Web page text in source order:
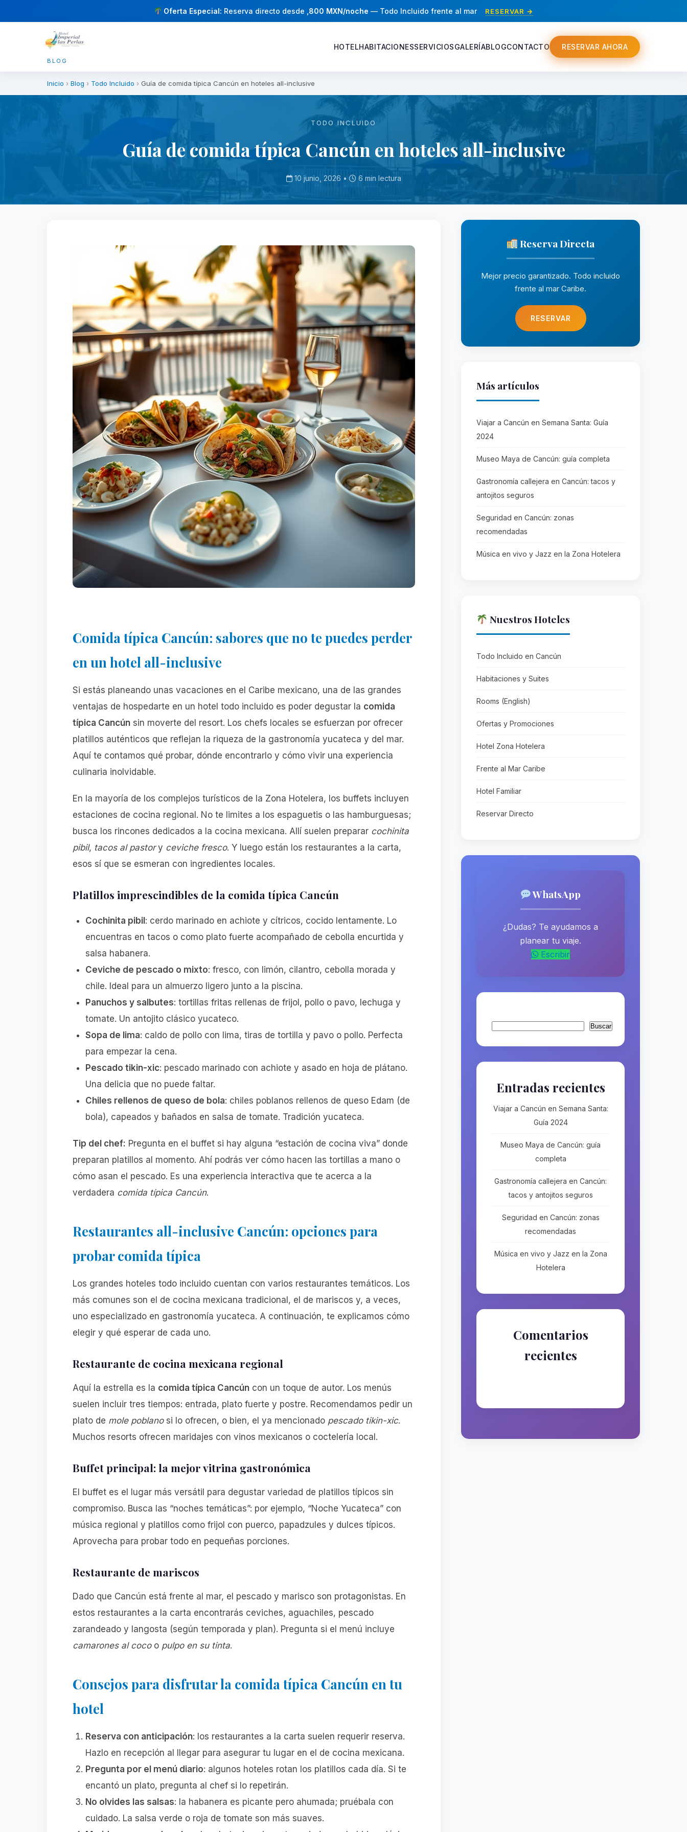
Oferta Especial: Reserva directo desde ,800 MXN/noche — Todo Incluido frente al mar RESERVAR →
BLOG
HOTELHABITACIONESSERVICIOSGALERÍABLOGCONTACTO RESERVAR AHORA
Inicio › Blog › Todo Incluido › Guía de comida típica Cancún en hoteles all-inclusive
TODO INCLUIDO
Guía de comida típica Cancún en hoteles all-inclusive
10 junio, 2026 • 6 min lectura
Comida típica Cancún: sabores que no te puedes perder
en un hotel all-inclusive
Si estás planeando unas vacaciones en el Caribe mexicano, una de las grandes
ventajas de hospedarte en un hotel todo incluido es poder degustar la comida
típica Cancún sin moverte del resort. Los chefs locales se esfuerzan por ofrecer
platillos auténticos que reflejan la riqueza de la gastronomía yucateca y del mar.
Aquí te contamos qué probar, dónde encontrarlo y cómo vivir una experiencia
culinaria inolvidable.
En la mayoría de los complejos turísticos de la Zona Hotelera, los buffets incluyen
estaciones de cocina regional. No te limites a los espaguetis o las hamburguesas;
busca los rincones dedicados a la cocina mexicana. Allí suelen preparar cochinita
pibil, tacos al pastory ceviche fresco. Y luego están los restaurantes a la carta,
esos sí que se esmeran con ingredientes locales.
Platillos imprescindibles de la comida típica Cancún
Cochinita pibil : cerdo marinado en achiote y cítricos, cocido lentamente. Lo
encuentras en tacos o como plato fuerte acompañado de cebolla encurtida y
salsa habanera.
Ceviche de pescado o mixto: fresco, con limón, cilantro, cebolla morada y
chile. Ideal para un almuerzo ligero junto a la piscina.
Panuchos y salbutes: tortillas fritas rellenas de frijol, pollo o pavo, lechuga y
tomate. Un antojito clásico yucateco.
Sopa de lima: caldo de pollo con lima, tiras de tortilla y pavo o pollo. Perfecta
para empezar la cena.
Pescado tikin-xic: pescado marinado con achiote y asado en hoja de plátano.
Una delicia que no puede faltar.
Chiles rellenos de queso de bola: chiles poblanos rellenos de queso Edam (de
bola), capeados y bañados en salsa de tomate. Tradición yucateca.
Tip del chef: Pregunta en el buffet si hay alguna “estación de cocina viva” donde
preparan platillos al momento. Ahí podrás ver cómo hacen las tortillas a mano o
cómo asan el pescado. Es una experiencia interactiva que te acerca a la
verdadera comida típica Cancún.
Restaurantes all-inclusive Cancún: opciones para
probar comida típica
Los grandes hoteles todo incluido cuentan con varios restaurantes temáticos. Los
más comunes son el de cocina mexicana tradicional, el de mariscos y, a veces,
uno especializado en gastronomía yucateca. A continuación, te explicamos cómo
elegir y qué esperar de cada uno.
Restaurante de cocina mexicana regional
Aquí la estrella es la comida típica Cancún con un toque de autor. Los menús
suelen incluir tres tiempos: entrada, plato fuerte y postre. Recomendamos pedir un
plato de mole poblanosi lo ofrecen, o bien, el ya mencionado pescado tikin-xic.
Muchos resorts ofrecen maridajes con vinos mexicanos o coctelería local.
Buffet principal: la mejor vitrina gastronómica
El buffet es el lugar más versátil para degustar variedad de platillos típicos sin
compromiso. Busca las “noches temáticas”: por ejemplo, “Noche Yucateca” con
música regional y platillos como frijol con puerco, papadzules y dulces típicos.
Aprovecha para probar todo en pequeñas porciones.
Restaurante de mariscos
Dado que Cancún está frente al mar, el pescado y marisco son protagonistas. En
estos restaurantes a la carta encontrarás ceviches, aguachiles, pescado
zarandeado y langosta (según temporada y plan). Pregunta si el menú incluye
camarones al cocoo pulpo en su tinta.
Consejos para disfrutar la comida típica Cancún en tu
hotel
Reserva con anticipación: los restaurantes a la carta suelen requerir reserva.
Hazlo en recepción al llegar para asegurar tu lugar en el de cocina mexicana.
Pregunta por el menú diario: algunos hoteles rotan los platillos cada día. Si te
encantó un plato, pregunta al chef si lo repetirán.
No olvides las salsas: la habanera es picante pero ahumada; pruébala con
cuidado. La salsa verde o roja de tomate son más suaves.
Reserva Directa
Mejor precio garantizado. Todo incluido
frente al mar Caribe.
RESERVAR
Más artículos
Viajar a Cancún en Semana Santa: Guía
2024
Museo Maya de Cancún: guía completa
Gastronomía callejera en Cancún: tacos y
antojitos seguros
Seguridad en Cancún: zonas
recomendadas
Música en vivo y Jazz en la Zona Hotelera
Nuestros Hoteles
Todo Incluido en Cancún
Habitaciones y Suites
Rooms (English)
Ofertas y Promociones
Hotel Zona Hotelera
Frente al Mar Caribe
Hotel Familiar
Reservar Directo
WhatsApp
¿Dudas? Te ayudamos a
planear tu viaje.
Escribir
Buscar
Entradas recientes
Viajar a Cancún en Semana Santa:
Guía 2024
Museo Maya de Cancún: guía
completa
Gastronomía callejera en Cancún:
tacos y antojitos seguros
Seguridad en Cancún: zonas
recomendadas
Música en vivo y Jazz en la Zona
Hotelera
Comentarios
recientes